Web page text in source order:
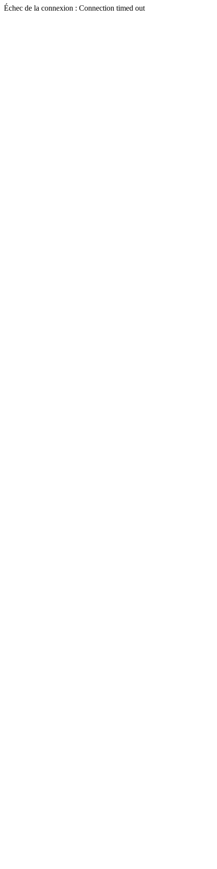
Échec de la connexion : Connection timed out